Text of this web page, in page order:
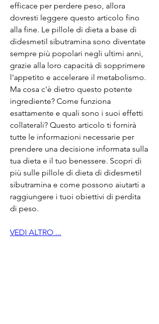
efficace per perdere peso, allora
dovresti leggere questo articolo fino
alla fine. Le pillole di dieta a base di
didesmetil sibutramina sono diventate
sempre più popolari negli ultimi anni,
grazie alla loro capacità di sopprimere
l'appetito e accelerare il metabolismo.
Ma cosa c'è dietro questo potente
ingrediente? Come funziona
esattamente e quali sono i suoi effetti
collaterali? Questo articolo ti fornirà
tutte le informazioni necessarie per
prendere una decisione informata sulla
tua dieta e il tuo benessere. Scopri di
più sulle pillole di dieta di didesmetil
sibutramina e come possono aiutarti a
raggiungere i tuoi obiettivi di perdita
di peso.
VEDI ALTRO ...